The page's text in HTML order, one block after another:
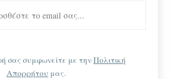
σας συμφωνείτε με τηνΠολιτική
Απορρήτου μας.